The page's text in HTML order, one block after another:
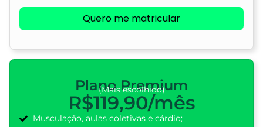
Quero me matricular
Plano Premium
(Mais escolhido)
R$119,90/mês
Musculação, aulas coletivas e cárdio;